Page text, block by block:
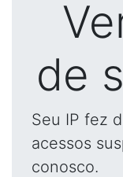
de
Seu IP fez
acessos
conosco.